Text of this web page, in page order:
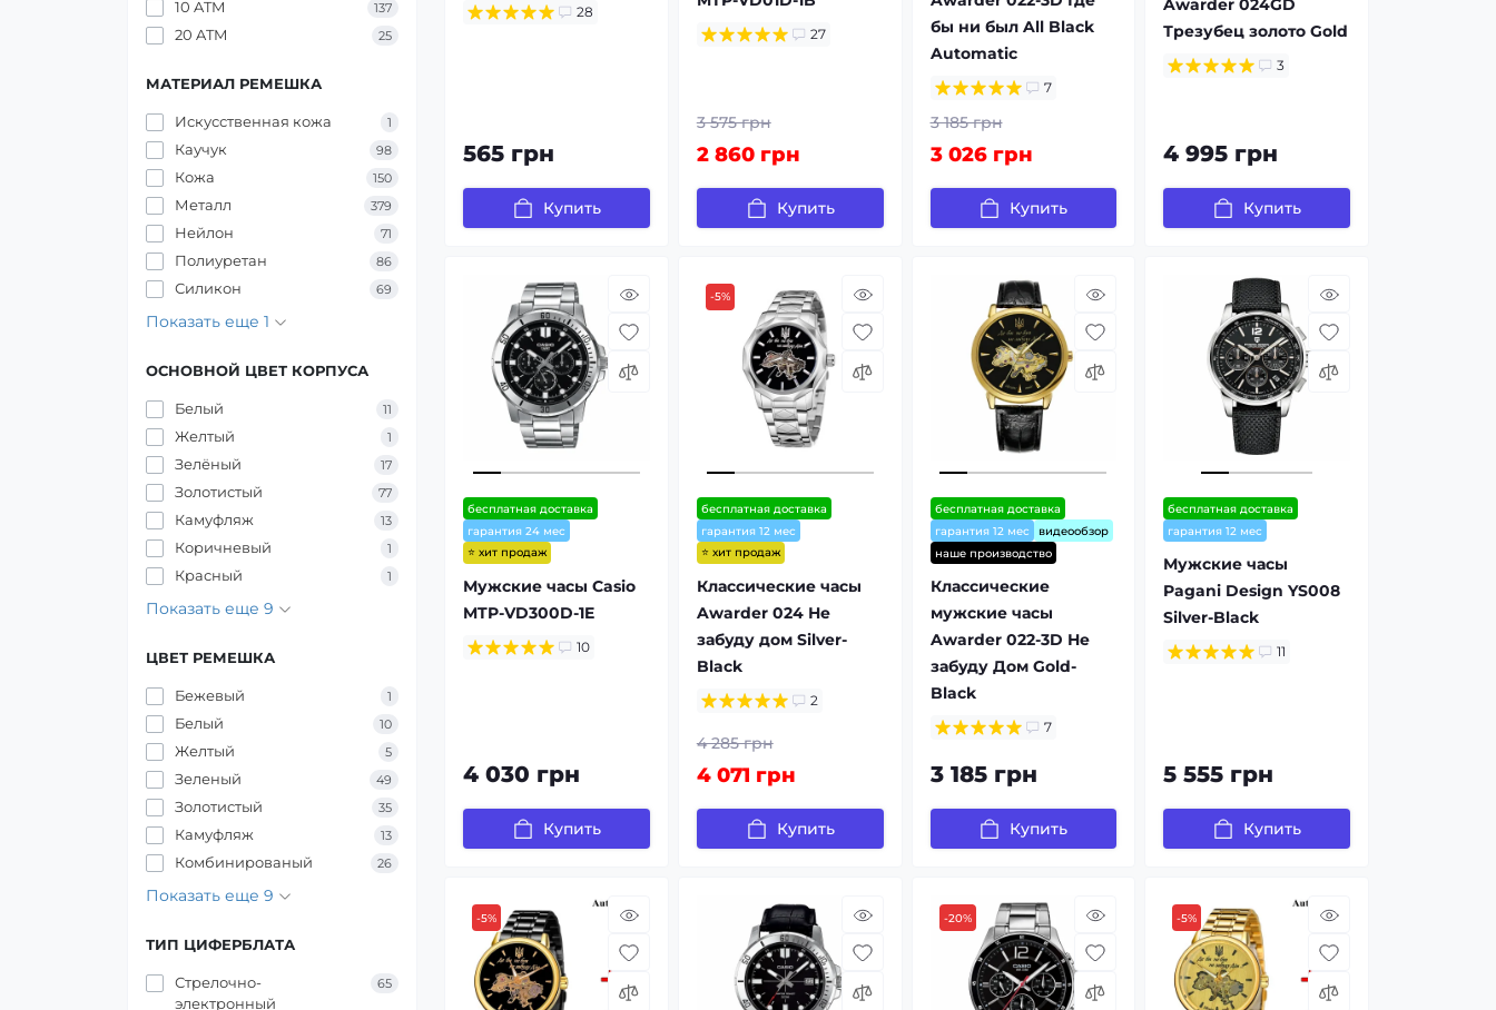
10 ATM 137
20 ATM 25
МАТЕРИАЛ РЕМЕШКА
Искусственная кожа 1
Каучук 98
Кожа 150
Металл 379
Нейлон 71
Полиуретан 86
Силикон 69
Показать еще 1
ОСНОВНОЙ ЦВЕТ КОРПУСА
Белый 11
Желтый 1
Зелёный 17
Золотистый 77
Камуфляж 13
Коричневый 1
Красный 1
Показать еще 9
ЦВЕТ РЕМЕШКА
Бежевый 1
Белый 10
Желтый 5
Зеленый 49
Золотистый 35
Камуфляж 13
Комбинированый 26
Показать еще 9
ТИП ЦИФЕРБЛАТА
Стрелочно-
электронный
65
28
565 грн
Купить
27
3 575 грн
2 860 грн
Купить
бы ни был All Black
Automatic
7
3 185 грн
3 026 грн
Купить
Трезубец золото Gold
3
4 995 грн
Купить
бесплатная доставка
гарантия 24 мес
⭐ хит продаж
Мужские часы Casio
MTP-VD300D-1E
10
4 030 грн
Купить
-5%
бесплатная доставка
гарантия 12 мес
⭐ хит продаж
Классические часы
Awarder 024 Не
забуду дом Silver-
Black
2
4 285 грн
4 071 грн
Купить
бесплатная доставка
гарантия 12 мес
видеообзор
наше производство
Классические
мужские часы
Awarder 022-3D Не
забуду Дом Gold-
Black
7
3 185 грн
Купить
бесплатная доставка
гарантия 12 мес
Мужские часы
Pagani Design YS008
Silver-Black
11
5 555 грн
Купить
-5% -20% -5%